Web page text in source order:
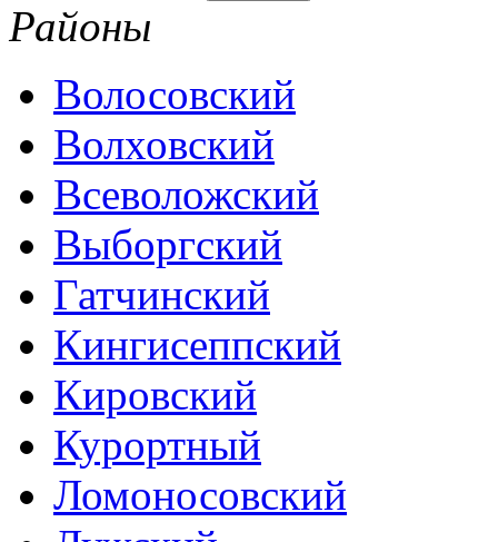
Районы
Волосовский
Волховский
Всеволожский
Выборгский
Гатчинский
Кингисеппский
Кировский
Курортный
Ломоносовский